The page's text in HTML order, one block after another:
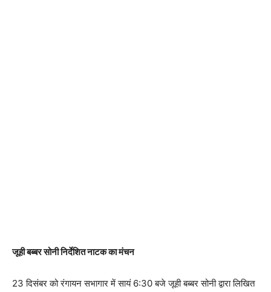
जूही बब्बर सोनी निर्देशित नाटक का मंचन
23 दिसंबर को रंगायन सभागार में सायं 6:30 बजे जूही बब्बर सोनी द्वारा लिखित